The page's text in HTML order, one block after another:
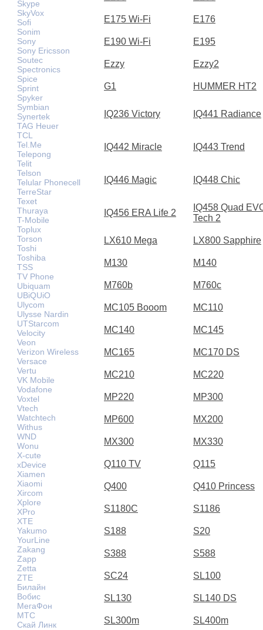
Skype
SkyVox
Sofi
Sonim
Sony
Sony Ericsson
Soutec
Spectronics
Spice
Sprint
Spyker
Symbian
Synertek
TAG Heuer
TCL
Tel.Me
Telepong
Telit
Telson
Telular Phonecell
TerreStar
Texet
Thuraya
T-Mobile
Toplux
Torson
Toshi
Toshiba
TSS
TV Phone
Ubiquam
UBiQUiO
Ulycom
Ulysse Nardin
UTStarcom
Velocity
Veon
Verizon Wireless
Versace
Vertu
VK Mobile
Vodafone
Voxtel
Vtech
Watchtech
Withus
WND
Wonu
X-cute
xDevice
Xiamen
Xiaomi
Xircom
Xplore
XPro
XTE
Yakumo
YourLine
Zakang
Zapp
Zetta
ZTE
Билайн
Вобис
МегаФон
МТС
Скай Линк
E175 Wi-Fi E176
E190 Wi-Fi E195
Ezzy Ezzy2
G1 HUMMER HT2
IQ236 Victory IQ441 Radiance
IQ442 Miracle IQ443 Trend
IQ446 Magic IQ448 Chic
IQ456 ERA Life 2
IQ458 Quad
Tech 2
LX610 Mega LX800 Sapphire
M130 M140
M760b M760c
MC105 Booom MC110
MC140 MC145
MC165 MC170 DS
MC210 MC220
MP220 MP300
MP600 MX200
MX300 MX330
Q110 TV Q115
Q400 Q410 Princess
S1180C S1186
S188 S20
S388 S588
SC24 SL100
SL130 SL140 DS
SL300m SL400m